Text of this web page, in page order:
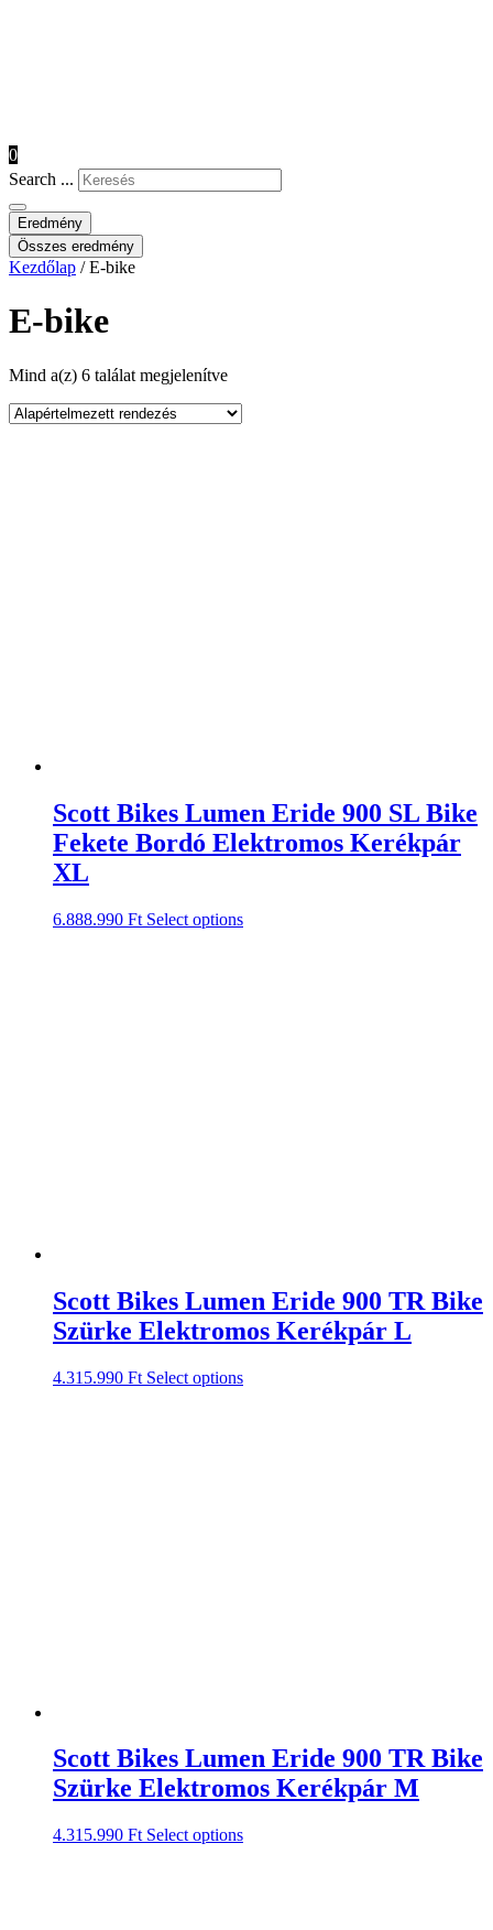
0
Search ...
Eredmény
Összes eredmény
Kezdőlap / E-bike
E-bike
Mind a(z) 6 találat megjelenítve
Scott Bikes Lumen Eride 900 SL Bike
Fekete Bordó Elektromos Kerékpár
XL
6.888.990 Ft Select options
Scott Bikes Lumen Eride 900 TR Bike
Szürke Elektromos Kerékpár L
4.315.990 Ft Select options
Scott Bikes Lumen Eride 900 TR Bike
Szürke Elektromos Kerékpár M
4.315.990 Ft Select options